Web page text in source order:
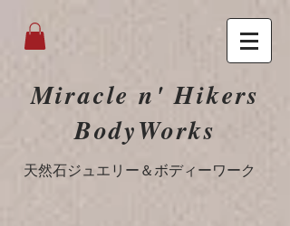
Miracle n' Hikers
BodyWorks
​天然石ジュエリー＆ボディーワーク